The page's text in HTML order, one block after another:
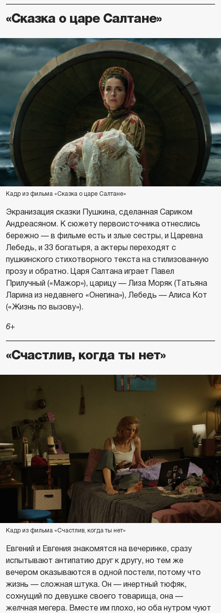
«Сказка о царе Салтане»
Кадр из фильма «Сказка о царе Салтане»
Экранизация сказки Пушкина, сделанная Сариком
Андреасяном. К сюжету первоисточника отнеслись
бережно — в фильме есть и злые сестры, и Царевна
Лебедь, и 33 богатыря, а актеры переходят с
пушкинского стихотворного текста на стилизованную
прозу и обратно. Царя Салтана играет Павел
Прилучный («Мажор»), царицу — Лиза Моряк (Татьяна
Ларина из недавнего «Онегина»), Лебедь — Алиса Кот
(«Жизнь по вызову»).
6+
«Счастлив, когда ты нет»
Кадр из фильма «Счастлив, когда ты нет»
Евгений и Евгения знакомятся на вечеринке, сразу
испытывают антипатию друг к другу, но тем же
вечером оказываются в одной постели, потому что
жизнь — сложная штука. Он — инертный тюфяк,
сохнущий по девушке своего товарища, она —
желчная мегера. Вместе им плохо, но оба нутром чуют